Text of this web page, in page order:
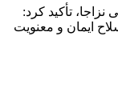
۲۸۴ شهید رستمی نزاجا، تأکید کرد:
ایمان و معنویت